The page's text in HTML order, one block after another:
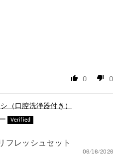
0 0
（口腔洗浄器付き）
フレッシュセット
06/16/2026